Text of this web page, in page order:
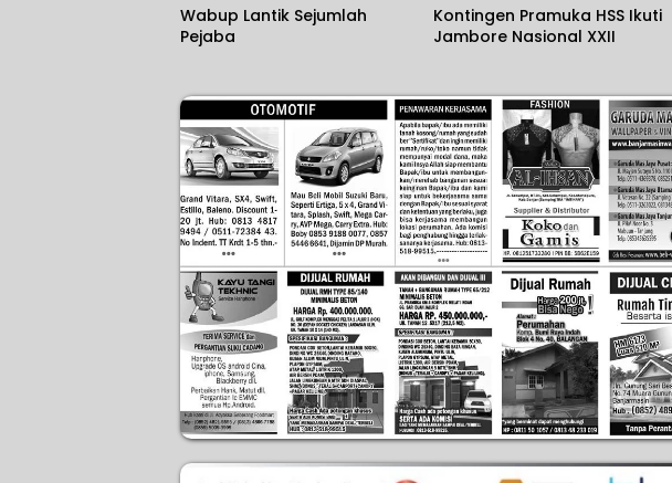
Wabup Lantik Sejumlah
Pejaba
Kontingen Pramuka HSS Ikuti
Jambore Nasional XXII